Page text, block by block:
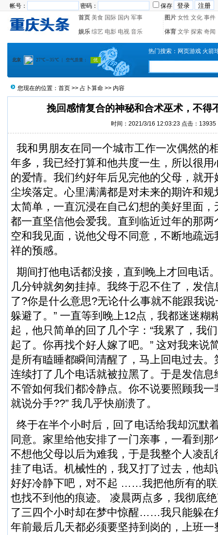
帐号： 密码：
保存
首页 美食 国际 国内 军事 图片 女性 文化 事件
娱乐 综艺 电影 电视 音乐 体育 文学 探索 奇闻
热门搜索： 网页游戏 火箭
您现在的位置： 首页 >> 占卜算命 >> 内容
挽回感情复合的神秘和合术巫术，不得
时间：2021/3/16 12:03:23 点击：13935
我和男朋友在同一个城市工作一次偶然的
年多，我已经打算和他共度一生，所以很
的爱情。我们约好年后见完他的父母，就
尘埃落定。心里满满都是对未来的期许和
太简单，一直沉浸在自己幻想的美好里面
都一直坚信他会爱我。直到临近过年的那
空和我见面，说他父母不同意，不断地疏
祥的预感。
期间打他电话都没接，直到晚上才回电话
几分钟就匆匆挂掉。我终于忍不住了，发信
了?你是什么意思?无论什么事就不能跟我
躲避了。” 一直等到晚上12点，我都迷迷糊
起，他只简单的回了几个字：“我累了，我
起了。你再找个好人嫁了吧。” 这对我来说
是所有瞌睡都瞬间清醒了，马上回电过去
连续打了几个电话就被拉黑了。于是发信息
不管如何我们都冷静点。你不说要照顾我
就说分手??” 我几乎快崩溃了。
终于在半个小时后，回了电话给我却沉默
同意。家里给他安排了一门亲事，一看到
不想他父母以后为难我，于是我整个人凌
挂了电话。机械性的，我又打了过去，他
好好冷静下吧，对不起 ……我把他所有的
也找不到他的痕迹。 凌晨两点多，我彻底
了三四个小时却在梦中惊醒……我只能躲
年前最后几天都必须要坚持到岗的，上班